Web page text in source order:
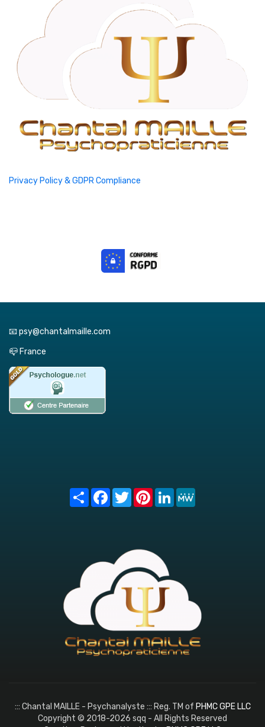
Privacy Policy & GDPR Compliance
📧 psy@chantalmaille.com
📪 France
Share FacebookTwitterPinterest
LinkedIn
::: Chantal MAILLE - Psychanalyste ::: Reg. TM of PHMC GPE LLC
Copyright © 2018-2026 sqq - All Rights Reserved